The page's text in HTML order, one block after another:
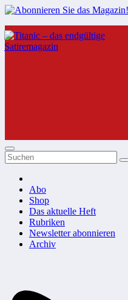
Zum
Inhalt
springen
Abo
Shop
Das aktuelle Heft
Rubriken
Newsletter abonnieren
Archiv